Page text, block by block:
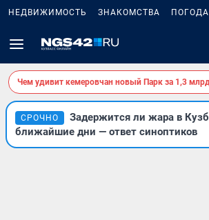
НЕДВИЖИМОСТЬ ЗНАКОМСТВА ПОГОДА
Чем удивит кемеровчан новый Парк за 1,3
СРОЧНО
Задержится ли жара в
ближайшие дни — ответ синоптиков